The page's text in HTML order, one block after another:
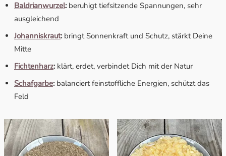
Baldrianwurzel: beruhigt tiefsitzende Spannungen, sehr
ausgleichend
Johanniskraut: bringt Sonnenkraft und Schutz, stärkt Deine
Mitte
Fichtenharz: klärt, erdet, verbindet Dich mit der Natur
Schafgarbe: balanciert feinstoffliche Energien, schützt das
Feld